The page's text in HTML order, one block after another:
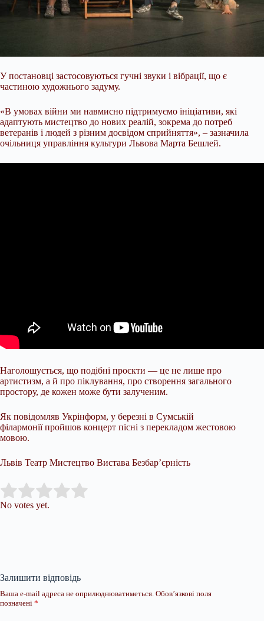
У постановці застосовуються гучні звуки і вібрації, що є
частиною художнього задуму.
«В умовах війни ми навмисно підтримуємо ініціативи, які
адаптують мистецтво до нових реалій, зокрема до потреб
ветеранів і людей з різним досвідом сприйняття», – зазначила
очільниця управління культури Львова Марта Бешлей.
Наголошується, що подібні проєкти — це не лише про
артистизм, а й про піклування, про створення загального
простору, де кожен може бути залученим.
Як повідомляв Укрінформ, у березні в Сумській
філармонії пройшов концерт пісні з перекладом жестовою
мовою.
Львів Театр Мистецтво Вистава Безбар’єрність
Rate this item:
No votes yet.
Залишити відповідь
Ваша e-mail адреса не оприлюднюватиметься. Обов’язкові поля
позначені *